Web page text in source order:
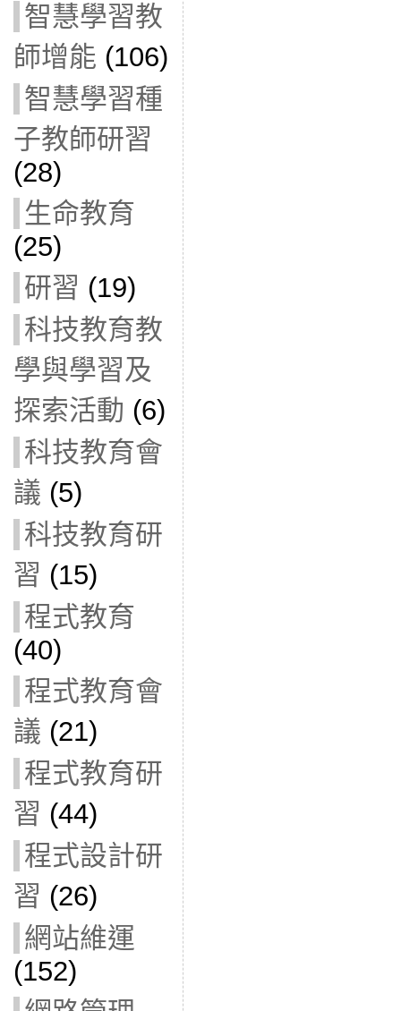
智慧學習教
師增能 (106)
智慧學習種
子教師研習
(28)
生命教育
(25)
研習 (19)
科技教育教
學與學習及
探索活動 (6)
科技教育會
議 (5)
科技教育研
習 (15)
程式教育
(40)
程式教育會
議 (21)
程式教育研
習 (44)
程式設計研
習 (26)
網站維運
(152)